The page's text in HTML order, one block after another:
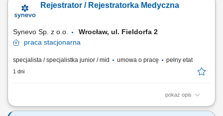
jakość obsługi i realizację wyznaczonych celów, rozpatrywanie
reklamacji oraz rozwiązywanie bieżących problemów, monitorowanie
Rejestrator / Rejestratorka Medyczna
Synevo Sp. z o.o.
Wrocław, ul. Fieldorfa 2
praca stacjonarna
specjalista / specjalistka junior / mid umowa o pracę pełny etat
1 dni
pokaż opis
Opis stanowiska Kompleksowa rejestracja, skanowanie oraz